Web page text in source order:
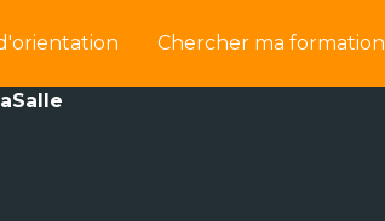
Chercher ma formation